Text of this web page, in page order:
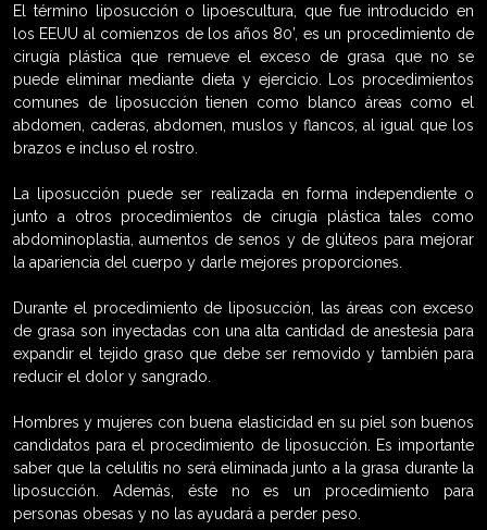
El término liposucción o lipoescultura, que fue introducido en
los EEUU al comienzos de los años 80’, es un procedimiento de
cirugía plástica que remueve el exceso de grasa que no se
puede eliminar mediante dieta y ejercicio. Los procedimientos
comunes de liposucción tienen como blanco áreas como el
abdomen, caderas, abdomen, muslos y flancos, al igual que los
brazos e incluso el rostro.
La liposucción puede ser realizada en forma independiente o
junto a otros procedimientos de cirugía plástica tales como
abdominoplastia, aumentos de senos y de glúteos para mejorar
la apariencia del cuerpo y darle mejores proporciones.
Durante el procedimiento de liposucción, las áreas con exceso
de grasa son inyectadas con una alta cantidad de anestesia para
expandir el tejido graso que debe ser removido y también para
reducir el dolor y sangrado.
Hombres y mujeres con buena elasticidad en su piel son buenos
candidatos para el procedimiento de liposucción. Es importante
saber que la celulitis no será eliminada junto a la grasa durante la
liposucción. Además, éste no es un procedimiento para
personas obesas y no las ayudará a perder peso.